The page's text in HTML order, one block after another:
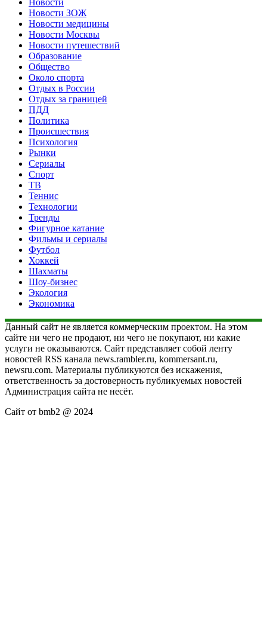
Новости ЗОЖ
Новости медицины
Новости Москвы
Новости путешествий
Образование
Общество
Около спорта
Отдых в России
Отдых за границей
ПДД
Политика
Происшествия
Психология
Рынки
Сериалы
Спорт
ТВ
Теннис
Технологии
Тренды
Фигурное катание
Фильмы и сериалы
Футбол
Хоккей
Шахматы
Шоу-бизнес
Экология
Экономика
Данный сайт не является коммерческим проектом. На этом
сайте ни чего не продают, ни чего не покупают, ни какие
услуги не оказываются. Сайт представляет собой ленту
новостей RSS канала news.rambler.ru, kommersant.ru,
newsru.com. Материалы публикуются без искажения,
ответственность за достоверность публикуемых новостей
Администрация сайта не несёт.
Сайт от bmb2 @ 2024